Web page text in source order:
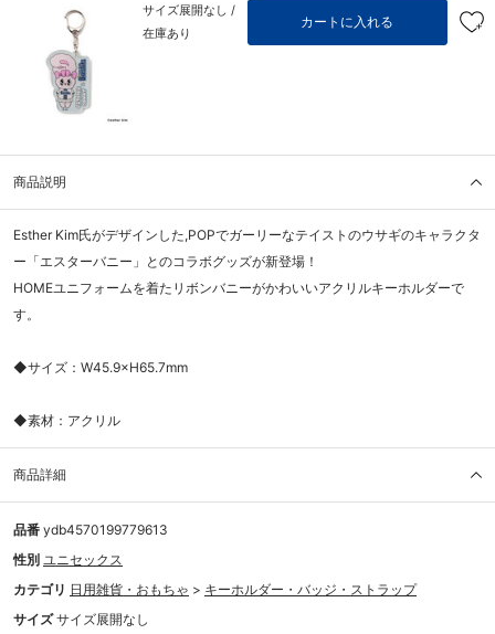
サイズ展開なし /
在庫あり
カートに入れる
商品説明
Esther Kim氏がデザインした,POPでガーリーなテイストのウサギのキャラクタ
ー「エスターバニー」とのコラボグッズが新登場！
HOMEユニフォームを着たリボンバニーがかわいいアクリルキーホルダーで
す。
◆サイズ：W45.9×H65.7mm
◆素材：アクリル
商品詳細
品番 ydb4570199779613
性別 ユニセックス
カテゴリ 日用雑貨・おもちゃ > キーホルダー・バッジ・ストラップ
サイズ サイズ展開なし